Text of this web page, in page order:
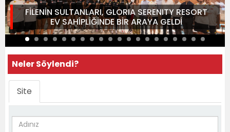
FİLENİN SULTANLARI, GLORIA SERENITY RESORT
EV SAHİPLİĞİNDE BİR ARAYA GELDİ
Neler Söylendi?
Site